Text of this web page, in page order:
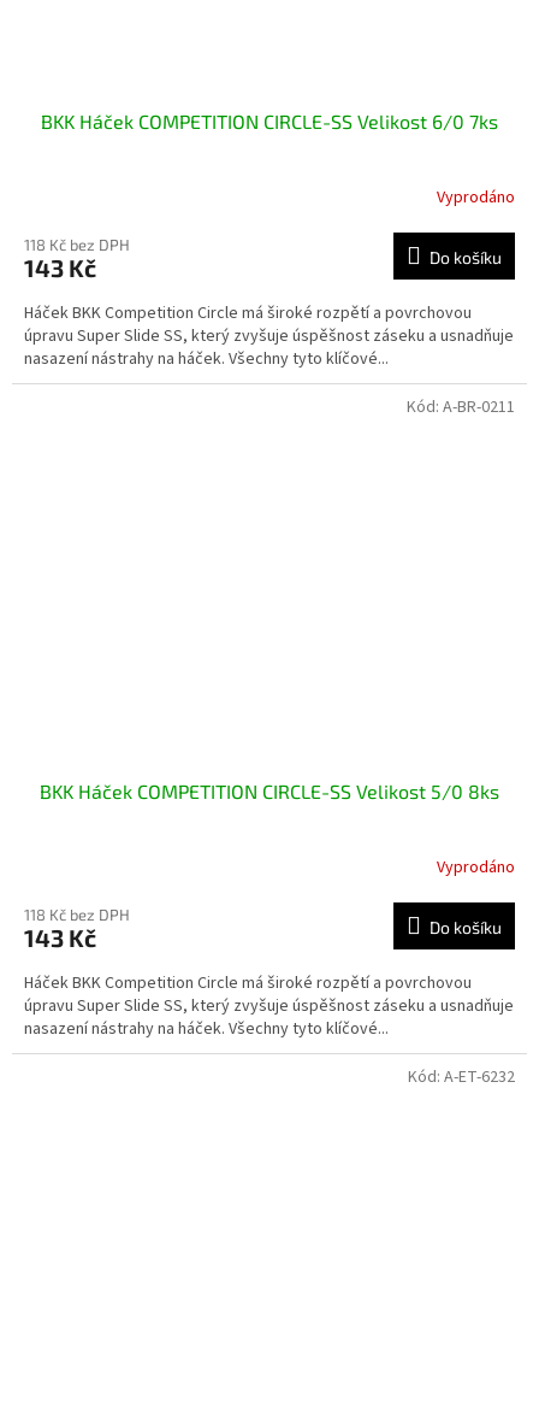
BKK Háček COMPETITION CIRCLE-SS Velikost 6/0 7ks
Vyprodáno
118 Kč bez DPH
143 Kč Do košíku
Háček BKK Competition Circle má široké rozpětí a povrchovou
úpravu Super Slide SS, který zvyšuje úspěšnost záseku a usnadňuje
nasazení nástrahy na háček. Všechny tyto klíčové...
BKK Háček COMPETITION CIRCLE-SS Velikost 5/0 8ks
Vyprodáno
118 Kč bez DPH
143 Kč Do košíku
Háček BKK Competition Circle má široké rozpětí a povrchovou
úpravu Super Slide SS, který zvyšuje úspěšnost záseku a usnadňuje
nasazení nástrahy na háček. Všechny tyto klíčové...
Kód: A-BR-0211
Kód: A-ET-6232